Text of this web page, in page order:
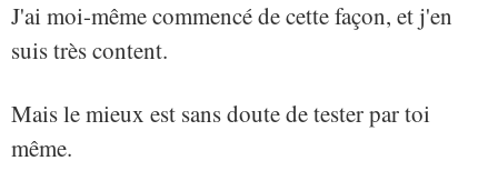
J'ai moi-même commencé de cette façon, et j'en
suis très content.
Mais le mieux est sans doute de tester par toi
même.